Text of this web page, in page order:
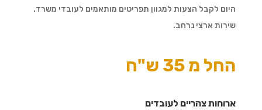
היום לקבל הצעות למגוון תפריטים מותאמים לעובדי משרד.
שירות ארצי נרחב.
החל מ 35 ש"ח
ארוחות צהריים לעובדים